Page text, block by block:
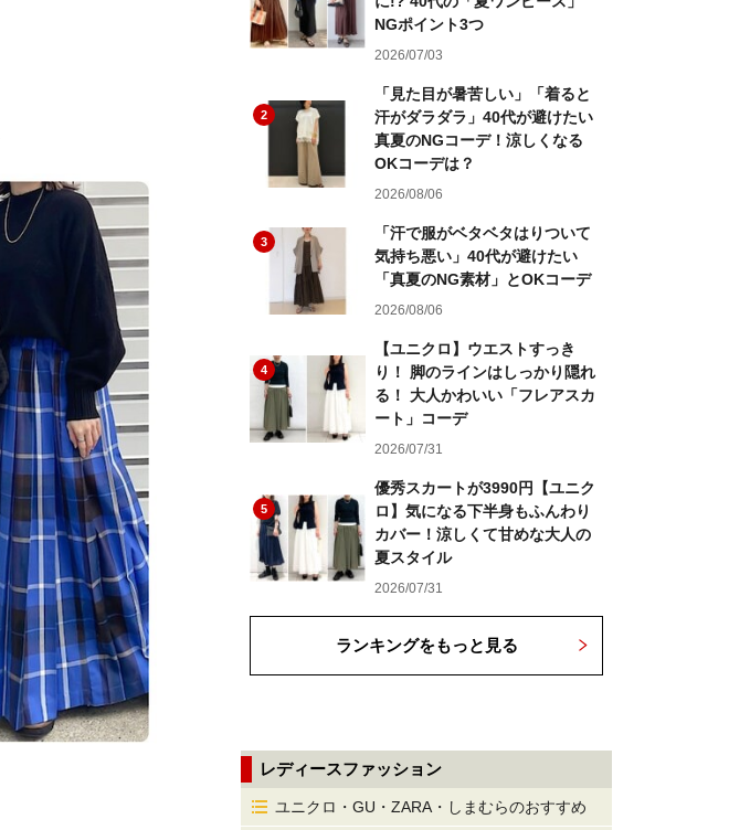
NGポイント3つ
2026/07/03
2
「見た目が暑苦しい」「着ると
汗がダラダラ」40代が避けたい
真夏のNGコーデ！涼しくなる
OKコーデは？
2026/08/06
3
「汗で服がベタベタはりついて
気持ち悪い」40代が避けたい
「真夏のNG素材」とOKコーデ
2026/08/06
4
【ユニクロ】ウエストすっき
り！ 脚のラインはしっかり隠れ
る！ 大人かわいい「フレアスカ
ート」コーデ
2026/07/31
5
優秀スカートが3990円【ユニク
ロ】気になる下半身もふんわり
カバー！涼しくて甘めな大人の
夏スタイル
2026/07/31
ランキングをもっと見る
レディースファッション
ユニクロ・GU・ZARA・しまむらのおすすめ